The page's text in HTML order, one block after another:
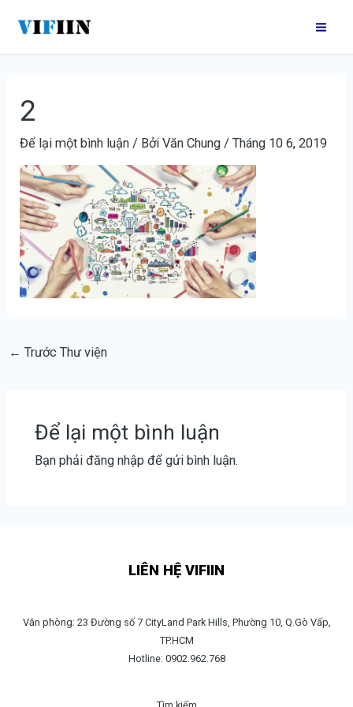
nội
2
Để lại một bình luận / BởiVăn Chung /Tháng 10 6, 2019
hướng
bài
← Trước Thư viện
Để lại một bình luận
Bạn phải đăng nhậpđể gửi bình luận.
LIÊN HỆ VIFIIN
Văn phòng: 23 Đường số 7 CityLand Park Hills, Phường 10, Q.Gò Vấp,
TP.HCM
Hotline: 0902.962.768